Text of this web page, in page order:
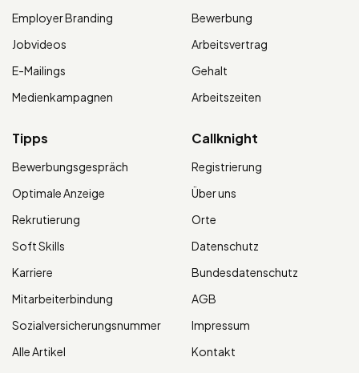
Employer Branding
Jobvideos
E-Mailings
Medienkampagnen
Bewerbung
Arbeitsvertrag
Gehalt
Arbeitszeiten
Tipps
Bewerbungsgespräch
Optimale Anzeige
Rekrutierung
Soft Skills
Karriere
Mitarbeiterbindung
Sozialversicherungsnummer
Alle Artikel
Callknight
Registrierung
Über uns
Orte
Datenschutz
Bundesdatenschutz
AGB
Impressum
Kontakt